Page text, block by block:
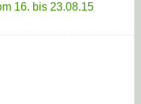
16. bis 23.08.15